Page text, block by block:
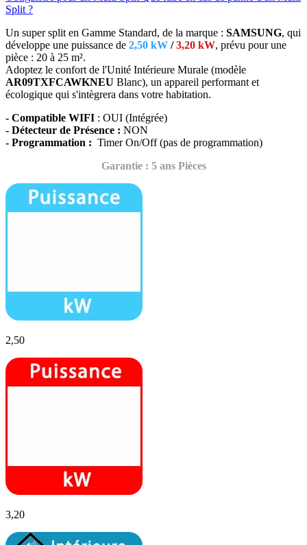
Split ?
Un super split en Gamme Standard, de la marque : SAMSUNG, qui
développe une puissance de 2,50 kW /3,20 kW, prévu pour une
pièce : 20 à 25 m².
Adoptez le confort de l'Unité Intérieure Murale (modèle
AR09TXFCAWKNEU Blanc), un appareil performant et
écologique qui s'intègrera dans votre habitation.
- Compatible WIFI : OUI (Intégrée)
- Détecteur de Présence : NON
- Programmation : Timer On/Off (pas de programmation)
Garantie : 5 ans Pièces
2,50
3,20